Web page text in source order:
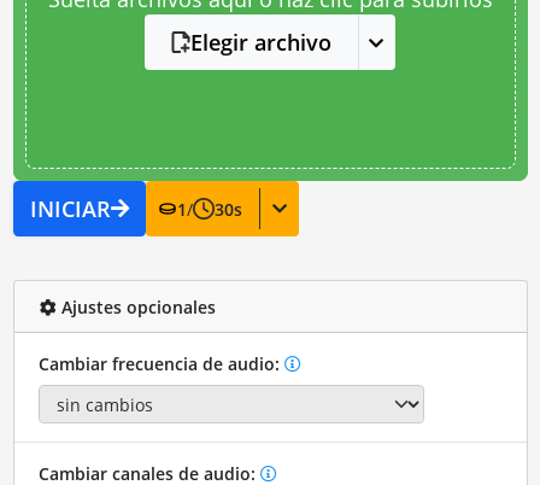
Elegir archivo
INICIAR 1/ 30s
Ajustes opcionales
Cambiar frecuencia de audio:
Cambiar canales de audio: